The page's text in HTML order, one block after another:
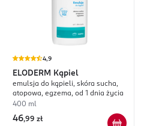
4,9
ELODERM Kąpiel
emulsja do kąpieli, skóra sucha,
atopowa, egzema, od 1 dnia życia
400 ml
46,99 zł